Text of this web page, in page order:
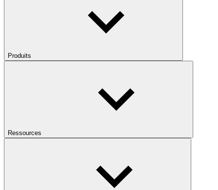
Produits
Ressources